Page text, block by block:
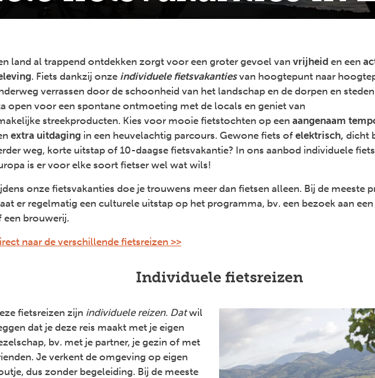
land al trappend ontdekken zorgt voor een groter gevoel van vrijheid en een
. Fiets dankzij onze individuele fietsvakanties van hoogtepunt naar
verrassen door de schoonheid van het landschap en de dorpen en
open voor een spontane ontmoeting met de locals en geniet van
streekproducten. Kies voor mooie fietstochten op een aangenaam
extra uitdaging in een heuvelachtig parcours. Gewone fiets of elektrisch, dicht
weg, korte uitstap of 10-daagse fietsvakantie? In ons aanbod individuele
is er voor elke soort fietser wel wat wils!
onze fietsvakanties doe je trouwens meer dan fietsen alleen. Bij de meeste
er regelmatig een culturele uitstap op het programma, bv. een bezoek aan
een brouwerij.
naar de verschillende fietsreizen >>
Individuele fietsreizen
fietsreizen zijn individuele reizen. Datwil
dat je deze reis maakt met je eigen
bv. met je partner, je gezin of met
Je verkent de omgeving op eigen
dus zonder begeleiding. Bij de meeste